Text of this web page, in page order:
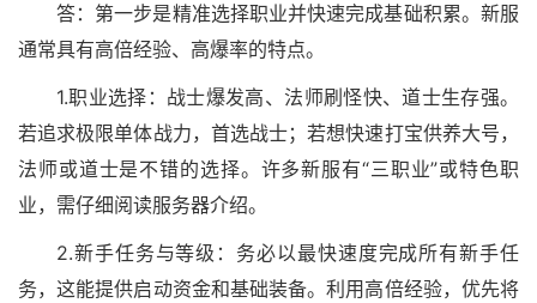
答：第一步是精准选择职业并快速完成基础积累。新服
通常具有高倍经验、高爆率的特点。
1.职业选择：战士爆发高、法师刷怪快、道士生存强。
若追求极限单体战力，首选战士；若想快速打宝供养大号，
法师或道士是不错的选择。许多新服有“三职业”或特色职
业，需仔细阅读服务器介绍。
2.新手任务与等级：务必以最快速度完成所有新手任
务，这能提供启动资金和基础装备。利用高倍经验，优先将